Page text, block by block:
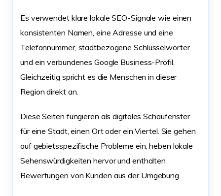
Es verwendet klare lokale SEO-Signale wie einen
konsistenten Namen, eine Adresse und eine
Telefonnummer, stadtbezogene Schlüsselwörter
und ein verbundenes Google Business-Profil.
Gleichzeitig spricht es die Menschen in dieser
Region direkt an.
Diese Seiten fungieren als digitales Schaufenster
für eine Stadt, einen Ort oder ein Viertel. Sie gehen
auf gebietsspezifische Probleme ein, heben lokale
Sehenswürdigkeiten hervor und enthalten
Bewertungen von Kunden aus der Umgebung.